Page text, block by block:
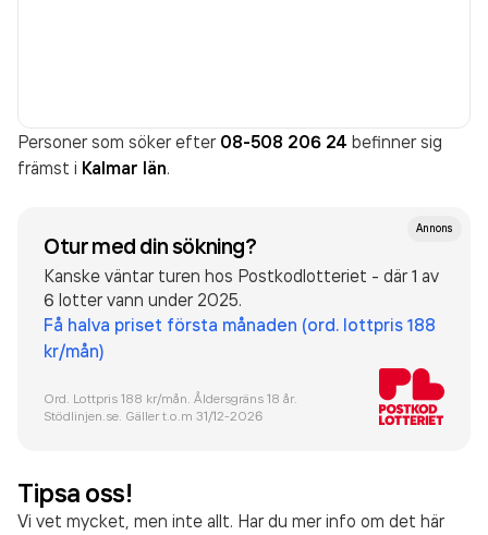
Personer som söker efter 08-508 206 24 befinner sig
främst i Kalmar län.
Annons
Otur med din sökning?
Kanske väntar turen hos Postkodlotteriet - där 1 av
6 lotter vann under 2025.
Få halva priset första månaden (ord. lottpris 188
kr/mån)
Ord. Lottpris 188 kr/mån. Åldersgräns 18 år.
Stödlinjen.se. Gäller t.o.m 31/12-2026
Tipsa oss!
Vi vet mycket, men inte allt. Har du mer info om det här